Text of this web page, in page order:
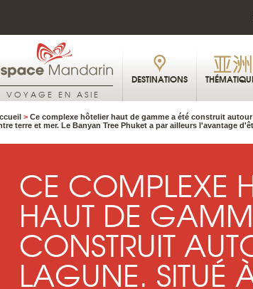
VOYAGE EN ASIE
DESTINATIONS
> Ce complexe hôtelier haut de gamme a été construit
terre et mer. Le Banyan Tree Phuket a par ailleurs l'avantage
CE COMPLEXE
HAUT DE
CONSTRUIT
LAGUNE. SITUÉ